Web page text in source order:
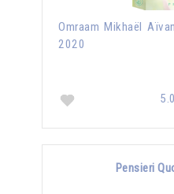
Omraam Mikhaël
2020
Pensieri